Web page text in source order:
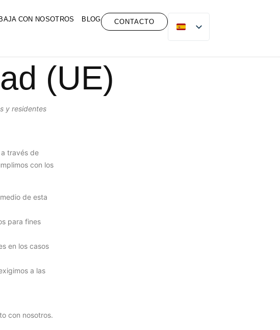
CON NOSOTROS BLOG CONTACTO
(UE)
y residentes
través de
con los
de esta
para fines
en los casos
a las
con nosotros.